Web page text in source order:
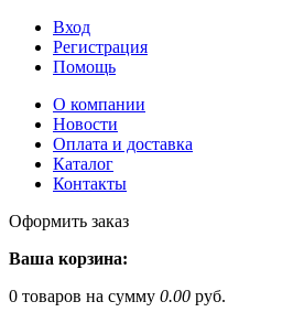
Вход
Регистрация
Помощь
О компании
Новости
Оплата и доставка
Каталог
Контакты
Оформить заказ
Ваша корзина:
0 товаров на сумму 0.00 руб.